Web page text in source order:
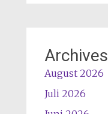
Archives
August 2026
Juli 2026